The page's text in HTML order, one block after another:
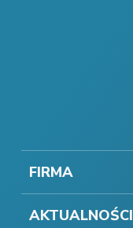
FIRMA
AKTUALNOŚCI